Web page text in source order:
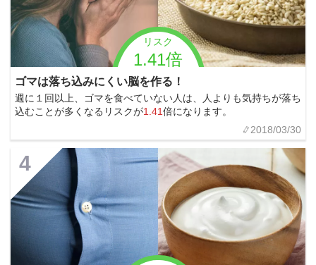
リスク
1.41倍
ゴマは落ち込みにくい脳を作る！
週に１回以上、ゴマを食べていない人は、人よりも気持ちが落ち
込むことが多くなるリスクが1.41倍になります。
2018/03/30
4